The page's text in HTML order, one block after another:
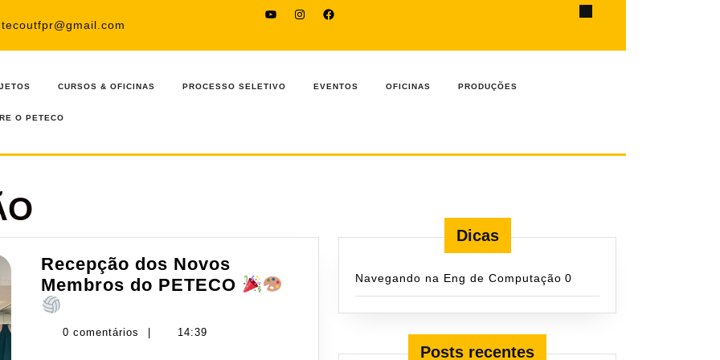
YouTubeInstagramFacebook
CURSOS & OFICINAS PROCESSO SELETIVO EVENTOS OFICINAS PRODUÇÕES
O PETECO
Recepção dos Novos
Membros do PETECO
dos
0 comentários 14:39
Dicas
Navegando na Eng de Computação 0
Posts recentes